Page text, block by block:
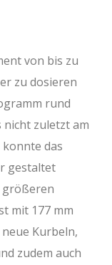
von bis zu
zu dosieren
rund
nicht zuletzt am
das
gestaltet
größeren
mit 177 mm
Kurbeln,
zudem auch